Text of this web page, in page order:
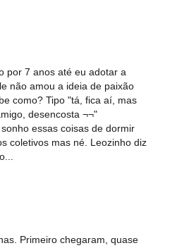
por 7 anos até eu adotar a
não amou a ideia de paixão
como? Tipo "tá, fica aí, mas
desencosta ¬¬"
essas coisas de dormir
coletivos mas né. Leozinho diz
Primeiro chegaram, quase